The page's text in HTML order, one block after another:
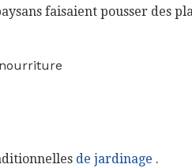
faisaient pousser des
de jardinage .